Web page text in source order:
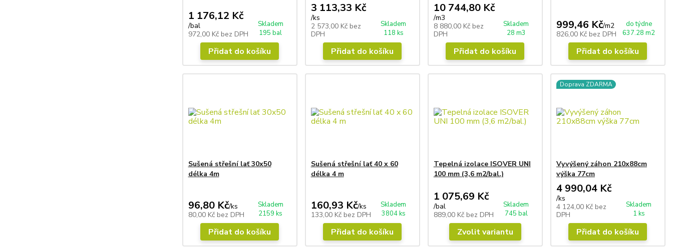
1 176,12 Kč
/bal
972,00 Kč bez DPH
Skladem
195 bal
Přidat do košíku
3 113,33 Kč
/ks
2 573,00 Kč bez
DPH
Skladem
118 ks
Přidat do košíku
10 744,80 Kč
/m3
8 880,00 Kč bez
DPH
Skladem
28 m3
Přidat do košíku
999,46 Kč/m2
826,00 Kč bez DPH
do týdne
637.28 m2
Přidat do košíku
Sušená střešní lať 30x50
délka 4m
96,80 Kč/ks
80,00 Kč bez DPH
Skladem
2159 ks
Přidat do košíku
Sušená střešní lať 40 x 60
délka 4 m
160,93 Kč/ks
133,00 Kč bez DPH
Skladem
3804 ks
Přidat do košíku
Tepelná izolace ISOVER UNI
100 mm (3,6 m2/bal.)
1 075,69 Kč
/bal
889,00 Kč bez DPH
Skladem
745 bal
Zvolit variantu
Doprava ZDARMA
Vyvýšený záhon 210x88cm
výška 77cm
4 990,04 Kč
/ks
4 124,00 Kč bez
DPH
Skladem
1 ks
Přidat do košíku